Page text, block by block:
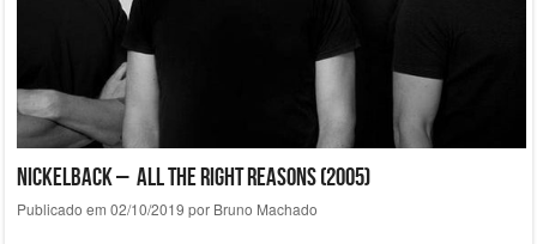
Nickelback – All The Right Reasons (2005)
Publicado em 02/10/2019 por Bruno Machado